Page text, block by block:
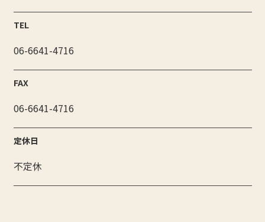
TEL
06-6641-4716
FAX
06-6641-4716
定休日
不定休